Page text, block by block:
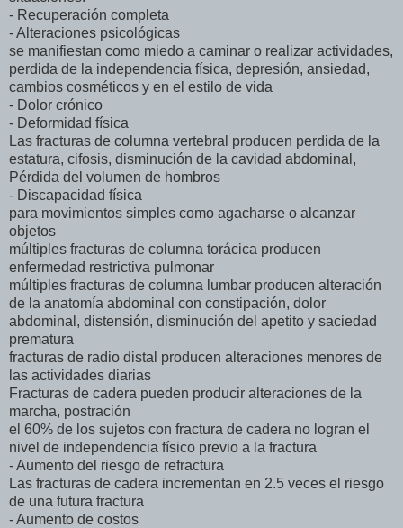
- Recuperación completa
- Alteraciones psicológicas
se manifiestan como miedo a caminar o realizar actividades,
perdida de la independencia física, depresión, ansiedad,
cambios cosméticos y en el estilo de vida
- Dolor crónico
- Deformidad física
Las fracturas de columna vertebral producen perdida de la
estatura, cifosis, disminución de la cavidad abdominal,
Pérdida del volumen de hombros
- Discapacidad física
para movimientos simples como agacharse o alcanzar
objetos
múltiples fracturas de columna torácica producen
enfermedad restrictiva pulmonar
múltiples fracturas de columna lumbar producen alteración
de la anatomía abdominal con constipación, dolor
abdominal, distensión, disminución del apetito y saciedad
prematura
fracturas de radio distal producen alteraciones menores de
las actividades diarias
Fracturas de cadera pueden producir alteraciones de la
marcha, postración
el 60% de los sujetos con fractura de cadera no logran el
nivel de independencia físico previo a la fractura
- Aumento del riesgo de refractura
Las fracturas de cadera incrementan en 2.5 veces el riesgo
de una futura fractura
- Aumento de costos